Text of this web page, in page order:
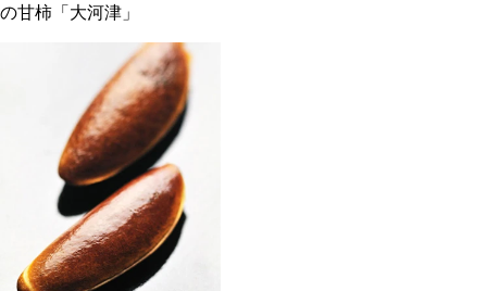
の甘柿「大河津」